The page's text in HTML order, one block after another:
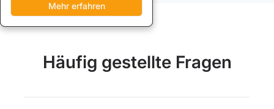
Mehr erfahren
Mehr erfahren
Häufig gestellte Fragen